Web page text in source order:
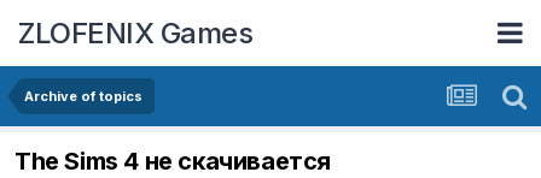
ZLOFENIX Games
Archive of topics
The Sims 4 не скачивается